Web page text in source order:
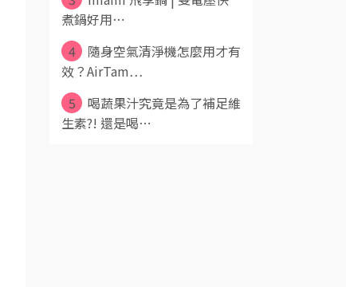
煮鍋好用⋯
4
隨身空氣清淨機怎麼用才有
效？AirTam⋯
5
喝蔬果汁究竟是為了補足維
生素?! 還是喝⋯